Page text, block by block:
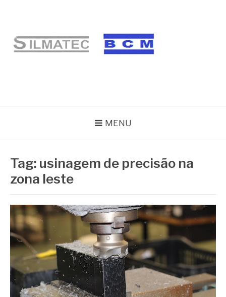
conteúdo
MENU
Tag: usinagem de precisão na
zona leste